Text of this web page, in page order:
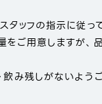
タッフの指示に従っ
をご用意しますが、
飲み残しがないよう